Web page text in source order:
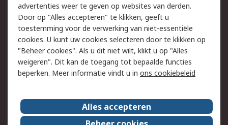
Wettelijk
Cookiebeleid
Email veiligheid
Privacybeleid
Websitevoorwaarden
Algemene
verkoopvoorwaarden
Over RS
RS Group Over ons
advertenties weer te geven op websites van derden.
Door op "Alles accepteren" te klikken, geeft u
toestemming voor de verwerking van niet-essentiële
cookies. U kunt uw cookies selecteren door te klikken op
"Beheer cookies". Als u dit niet wilt, klikt u op "Alles
weigeren". Dit kan de toegang tot bepaalde functies
beperken. Meer informatie vindt u in ons cookiebeleid
Alles accepteren